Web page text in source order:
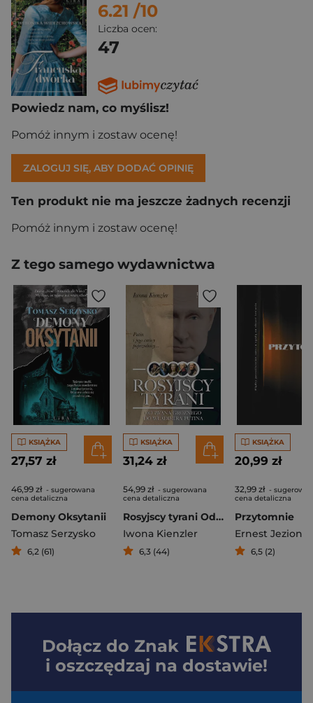
6.21 /10
Liczba ocen:
47
Powiedz nam, co myślisz!
Pomóż innym i zostaw ocenę!
ZALOGUJ SIĘ, ABY DODAĆ OPINIĘ
Ten produkt nie ma jeszcze żadnych recenzji
Pomóż innym i zostaw ocenę!
Z tego samego wydawnictwa
KSIĄŻKA
27,57 zł
46,99 zł - sugerowana
cena detaliczna
Demony Oksytanii
Tomasz Serzysko
6,2 (61)
KSIĄŻKA
31,24 zł
54,99 zł - sugerowana
cena detaliczna
Rosyjscy tyrani Od Iwana Groźnego do Władimira Putina
Iwona Kienzler
6,3 (44)
KSIĄŻKA
20,99 zł
32,99 zł -
cena detaliczna
Przytomnie
Ernest
6,5 (2)
Dołącz do Znak
i oszczędzaj na dostawie!